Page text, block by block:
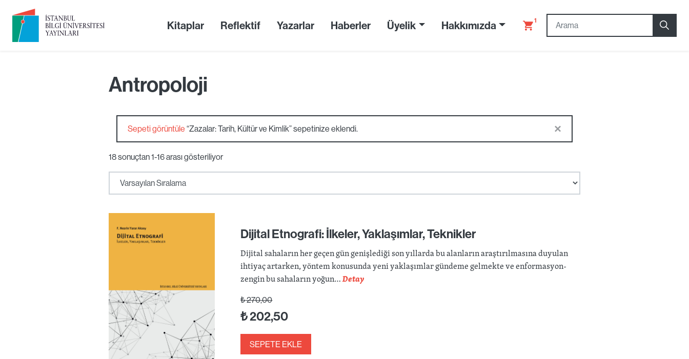
Kitaplar Reflektif Yazarlar Haberler Üyelik Hakkımızda 1
Antropoloji
Sepeti görüntüle “Zazalar: Tarih, Kültür ve Kimlik” sepetinize eklendi. ×
18 sonuçtan 1-16 arası gösteriliyor
Dijital Etnografi: İlkeler, Yaklaşımlar, Teknikler
Dijital sahaların her geçen gün genişlediği son yıllarda bu alanların araştırılmasına duyulan
ihtiyaç artarken, yöntem konusunda yeni yaklaşımlar gündeme gelmekte ve enformasyon-
zengin bu sahaların yoğun…Detay
₺270,00
₺202,50
SEPETE EKLE